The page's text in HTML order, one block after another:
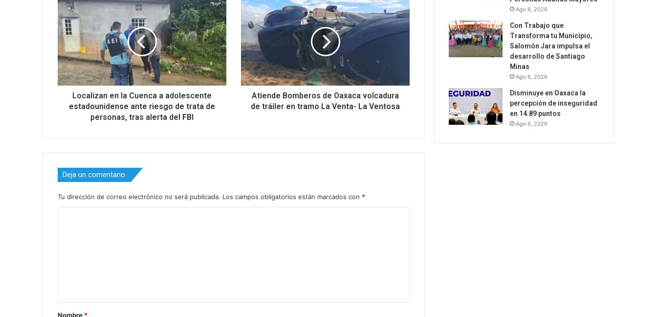
Localizan en la Cuenca a adolescente
estadounidense ante riesgo de trata de
personas, tras alerta del FBI
Atiende Bomberos de Oaxaca volcadura
de tráiler en tramo La Venta- La Ventosa
Deja un comentario
Tu dirección de correo electrónico no será publicada. Los campos obligatorios están marcados con *
a
Nombre *
Ago 6, 2026
Con Trabajo que
Transforma tu Municipio,
Salomón Jara impulsa el
desarrollo de Santiago
Minas
Ago 6, 2026
Disminuye en Oaxaca la
percepción de inseguridad
en 14.89 puntos
Ago 6, 2026